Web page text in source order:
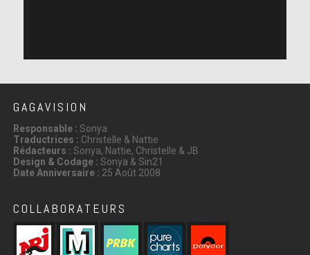
GAGAVISION
Responsable : Sonya
Traductrices : Christelle & Nattie
Rédacteurs : Sonya, Nattie, Christelle & JB
Design & Codage : Sonya & Sin21
Date Anniversaire : 25 Août 2008
COLLABORATEURS